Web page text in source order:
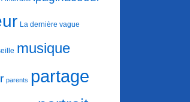
La dernière vague
musique
parents partage